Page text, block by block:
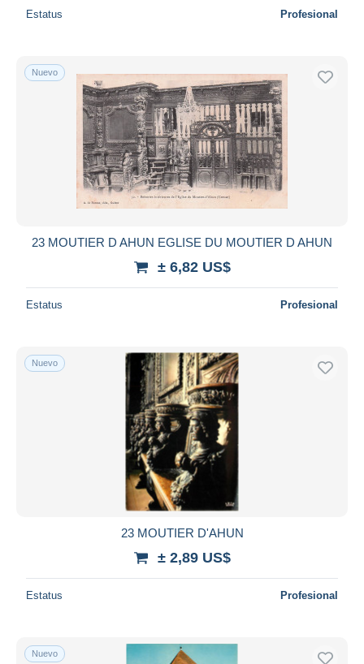
Estatus Profesional
Nuevo
23 MOUTIER D AHUN EGLISE DU MOUTIER D AHUN
± 6,82 US$
Estatus Profesional
Nuevo
23 MOUTIER D'AHUN
± 2,89 US$
Estatus Profesional
Nuevo